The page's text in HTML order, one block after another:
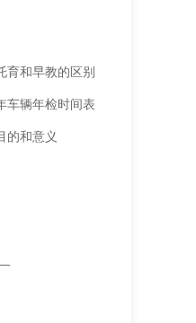
育和早教的区别
车辆年检时间表
的和意义